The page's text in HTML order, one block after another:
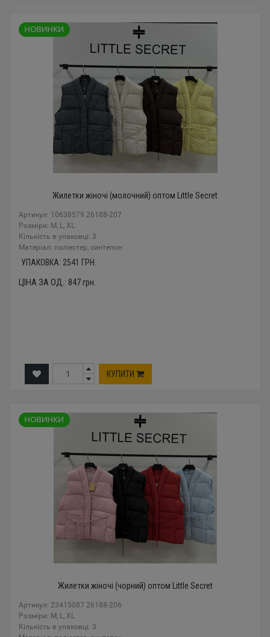
Жилетки жіночі (молочний) оптом Little Secret
Артикул: 10638579 26188-207
Розміри: M, L, XL
Кількість в упаковці: 3
Mатеріал: поліестер, синтепон
УПАКОВКА: 2541 ГРН.
ЦІНА ЗА ОД.: 847грн.
КУПИТИ
Жилетки жіночі (чорний) оптом Little Secret
Артикул: 23415087 26188-206
Розміри: M, L, XL
Кількість в упаковці: 3